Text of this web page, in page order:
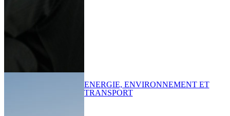
ENERGIE, ENVIRONNEMENT ET
TRANSPORT